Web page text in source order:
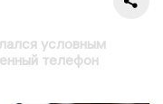
условным
телефон